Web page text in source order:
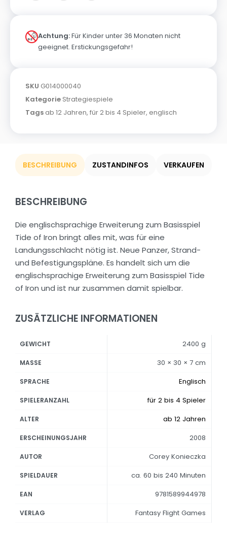
Achtung:Für Kinder unter 36 Monaten nicht
geeignet. Erstickungsgefahr!
SKU G014000040
Kategorie Strategiespiele
Tags ab 12 Jahren, für 2 bis 4 Spieler, englisch
BESCHREIBUNG ZUSTANDINFOS VERKAUFEN
BESCHREIBUNG
Die englischsprachige Erweiterung zum Basisspiel
Tide of Iron bringt alles mit, was für eine
Landungsschlacht nötig ist. Neue Panzer, Strand-
und Befestigungspläne. Es handelt sich um die
englischsprachige Erweiterung zum Basisspiel Tide
of Iron und ist nur zusammen damit spielbar.
ZUSÄTZLICHE INFORMATIONEN
GEWICHT 2400 g
MASSE 30 × 30 × 7 cm
SPRACHE Englisch
SPIELERANZAHL für 2 bis 4 Spieler
ALTER ab 12 Jahren
ERSCHEINUNGSJAHR 2008
AUTOR Corey Konieczka
SPIELDAUER ca. 60 bis 240 Minuten
EAN 9781589944978
VERLAG Fantasy Flight Games